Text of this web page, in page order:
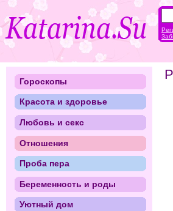
Гороскопы
Красота и здоровье
Любовь и секс
Отношения
Проба пера
Беременность и роды
Уютный дом